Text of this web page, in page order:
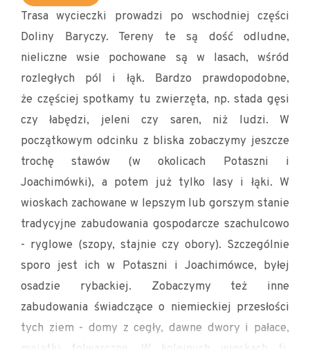
Trasa wycieczki prowadzi po wschodniej części
Doliny Baryczy. Tereny te są dość odludne,
nieliczne wsie pochowane są w lasach, wśród
rozległych pól i łąk. Bardzo prawdopodobne,
że częściej spotkamy tu zwierzęta, np. stada gęsi
czy łabędzi, jeleni czy saren, niż ludzi. W
początkowym odcinku z bliska zobaczymy jeszcze
trochę stawów (w okolicach Potaszni i
Joachimówki), a potem już tylko lasy i łąki. W
wioskach zachowane w lepszym lub gorszym stanie
tradycyjne zabudowania gospodarcze szachulcowo
- ryglowe (szopy, stajnie czy obory). Szczególnie
sporo jest ich w Potaszni i Joachimówce, byłej
osadzie rybackiej. Zobaczymy też inne
zabudowania świadczące o niemieckiej przesłości
tych ziem - domy z cegły, dawne dwory i pałace,
majątki folwarczne. W kolejnych wioskach tj.